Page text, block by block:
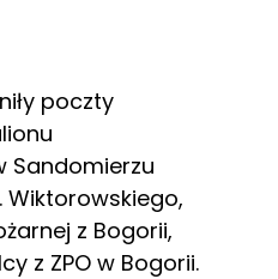
poczty
Sandomierzu
Wiktorowskiego,
z Bogorii,
z ZPO w Bogorii.